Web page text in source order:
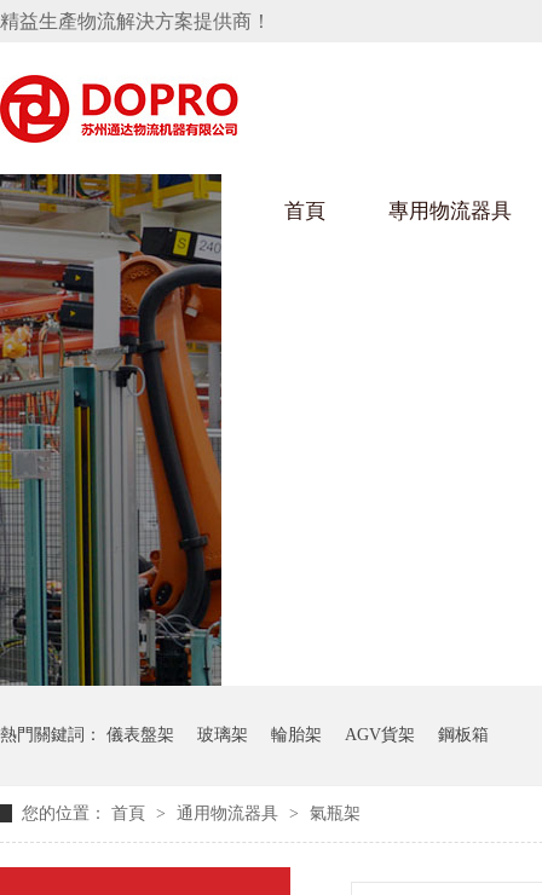
精益生產物流解決方案提供商！
首頁 專用物流器具
好色视频APP下载架
變速箱托盤 保險杠料架
輪胎架
衝壓件料架
儀表盤料架
轉向機料架
消聲器料架
懸掛料架
手推車
網箱
氣瓶料架
隱藏式馬桶水箱支架
汽車行業
衛浴行業
熱門關鍵詞： 儀表盤架 玻璃架 輪胎架 AGV貨架 鋼板箱
您的位置： 首頁 > 通用物流器具 > 氣瓶架